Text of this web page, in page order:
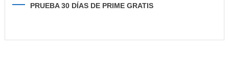
PRUEBA 30 DÍAS DE PRIME GRATIS